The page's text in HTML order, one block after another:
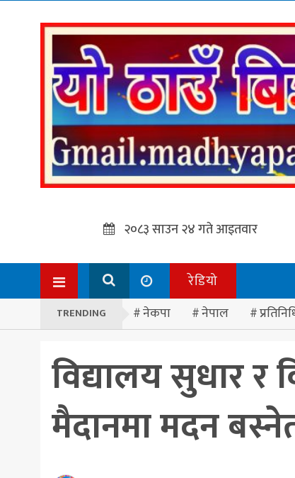
२०८३ साउन २४ गते आइतवार
रेडियो
TRENDING नेकपा नेपाल
विद्यालय सुधार
मैदानमा मदन